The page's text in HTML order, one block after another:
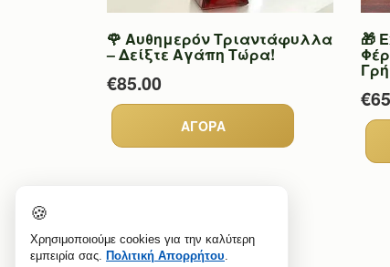
🌹 Αυθημερόν Τριαντάφυλλα
– Δείξτε Αγάπη Τώρα!
€85.00
🎁
🍪
Χρησιμοποιούμε cookies για την καλύτερη
εμπειρία σας. Πολιτική Απορρήτου.